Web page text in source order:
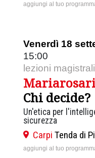
aggiungi al tuo
Venerdì 18
15:00
lezioni magistrali
Chi decide?
Un'etica per
sicurezza
Carpi Tenda di
aggiungi al tuo